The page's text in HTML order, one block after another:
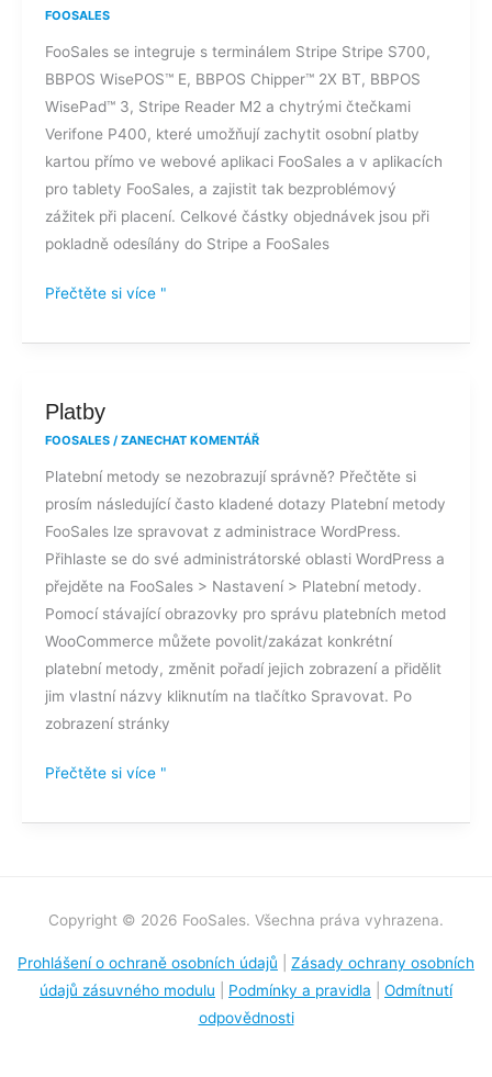
FOOSALES
FooSales se integruje s terminálem Stripe Stripe S700,
BBPOS WisePOS™ E, BBPOS Chipper™ 2X BT, BBPOS
WisePad™ 3, Stripe Reader M2 a chytrými čtečkami
Verifone P400, které umožňují zachytit osobní platby
kartou přímo ve webové aplikaci FooSales a v aplikacích
pro tablety FooSales, a zajistit tak bezproblémový
zážitek při placení. Celkové částky objednávek jsou při
pokladně odesílány do Stripe a FooSales
plateb
Přečtěte si více "
Platby
FOOSALES / ZANECHAT KOMENTÁŘ
Platební metody se nezobrazují správně? Přečtěte si
prosím následující často kladené dotazy Platební metody
FooSales lze spravovat z administrace WordPress.
Přihlaste se do své administrátorské oblasti WordPress a
přejděte na FooSales > Nastavení > Platební metody.
Pomocí stávající obrazovky pro správu platebních metod
WooCommerce můžete povolit/zakázat konkrétní
platební metody, změnit pořadí jejich zobrazení a přidělit
jim vlastní názvy kliknutím na tlačítko Spravovat. Po
zobrazení stránky
Platby
Přečtěte si více "
Copyright © 2026 FooSales. Všechna práva vyhrazena.
Prohlášení o ochraně osobních údajů
Zásady ochrany osobních
údajů zásuvného modulu
Podmínky a pravidla
Odmítnutí
odpovědnosti